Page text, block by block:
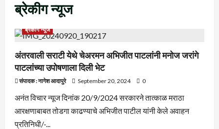
ब्रेकीग न्यूज
ब्रेकीग न्यूज
अंतरवाली सराटी येथे चेअरमन अभिजीत पाटलांनी मनोज जरांगे
पाटलांच्या उपोषणाला दिली भेट
संपादक : नागेश आदापुरे September 20, 2024 0
अनंत विचार न्यूज दिनांक 20/9/2024 सरकारने तात्काळ मराठा
आरक्षणाबाबत तोडगा काढण्याचे अभिजीत पाटील यांनी केले अवाहन
प्रतिनिधी/-...